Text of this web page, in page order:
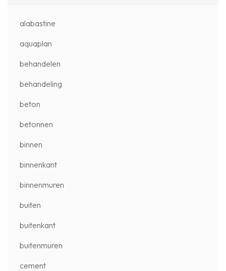
alabastine
aquaplan
behandelen
behandeling
beton
betonnen
binnen
binnenkant
binnenmuren
buiten
buitenkant
buitenmuren
cement